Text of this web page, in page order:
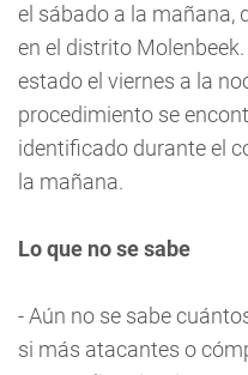
el sábado a la mañana,
en el distrito
estado el viernes a la
procedimiento se
identificado durante el
la mañana.
Lo que no se sabe
- Aún no se sabe
si más atacantes o